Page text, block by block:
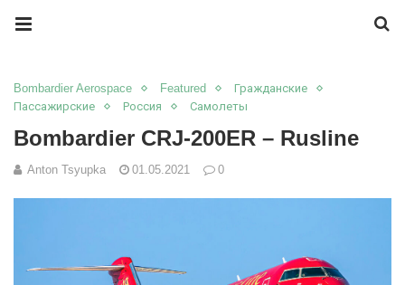
Bombardier Aerospace Featured
Гражданские
Пассажирские
Россия Самолеты
Bombardier CRJ-200ER – Rusline
Anton Tsyupka 01.05.2021 0